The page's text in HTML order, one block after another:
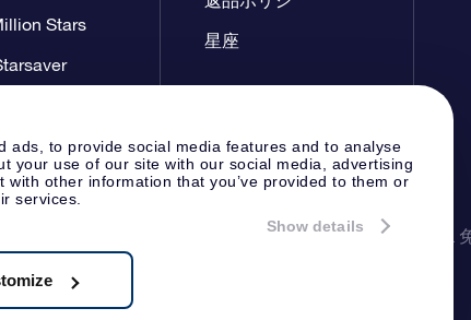
ads, to provide social media features and to analyse
your use of our site with our social media, advertising
other information that you’ve provided to them or
services.
Show details
Stars
星座
プライバシーポリシー &